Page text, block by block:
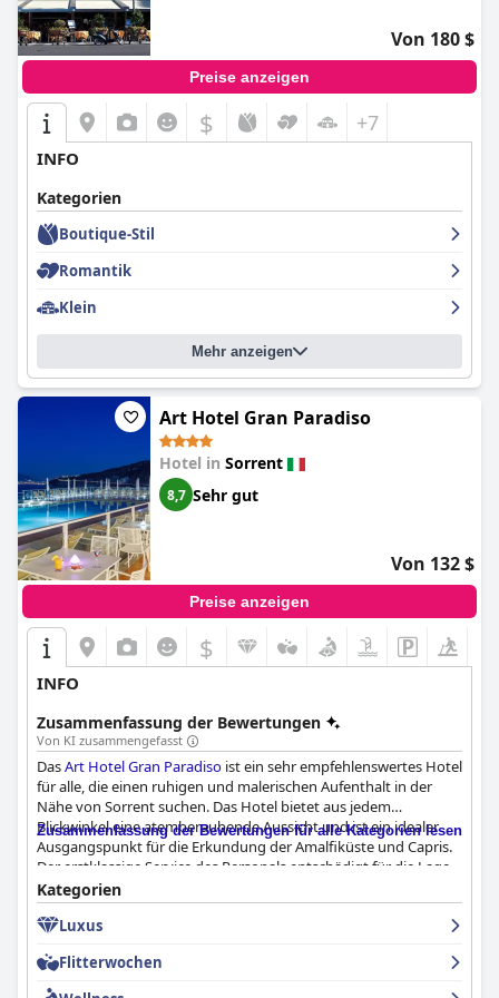
komfortablen Aufenthalt mit außergewöhnlichem Service und
ist somit eine ideale Wahl für Reisende, die voll und ganz in das
pulsierende Angebot von Sorrent eintauchen möchten.Von 180 $
Preise anzeigen
$ +7
INFO
Kategorien
Boutique-Stil
Romantik
Klein
Mehr anzeigen
Art Hotel Gran Paradiso
Hotel in Sorrent
8,7 Sehr gut
Von 132 $
Preise anzeigen
$
INFO
Zusammenfassung der Bewertungen
Von KI zusammengefasst
DasArt Hotel Gran Paradiso ist ein sehr empfehlenswertes Hotel
für alle, die einen ruhigen und malerischen Aufenthalt in der
Nähe von Sorrent suchen. Das Hotel bietet aus jedem
Blickwinkel eine atemberaubende Aussicht und ist ein idealer
Ausgangspunkt für die Erkundung der Amalfiküste und Capris.
Der erstklassige Service des Personals entschädigt für die Lage,
die einige Gäste als schwierig zu erreichen oder viel zu teuer
empfanden. Die Zimmer sind individuell von Künstlern
dekoriert, was jedem Zimmer eine persönliche Note verleiht,
Hotel wird für seine tadellose Sauberkeit gelobt, und das
Personal ist freundlich, zuvorkommend und immer hilfsbereit.
Zusammenfassung der Bewertungen für alle Kategorien lesen
Kategorien
Luxus
Flitterwochen